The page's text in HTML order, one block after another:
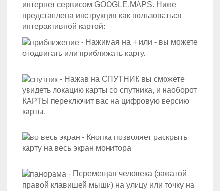
интернет сервисом GOOGLE.MAPS. Ниже
представлена инструкция как пользоваться
интерактивной картой:
- Нажимая на + или - вы можете
отодвигать или приближать карту.
- Нажав на СПУТНИК вы сможете
увидеть локацию карты со спутника, и наоборот
КАРТЫ переключит вас на цифровую версию
карты.
- Кнопка позволяет раскрыть
карту на весь экран монитора
- Перемещая человека (зажатой
правой клавишей мыши) на улицу или точку на